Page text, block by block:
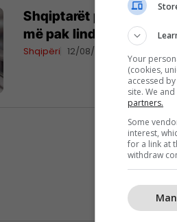
Shqiptarët po i lindin
më pak lindje në
Shqipëri 12/08/2022
Your
(cookies,
accessed
site. We
partners.
Some
interest,
for a link at
withdraw